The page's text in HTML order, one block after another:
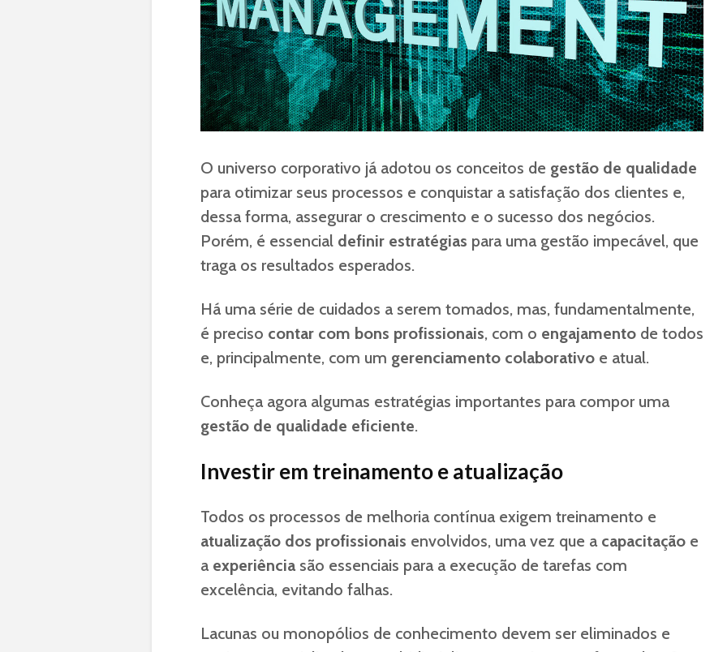
O universo corporativo já adotou os conceitos de gestão de qualidade
para otimizar seus processos e conquistar a satisfação dos clientes e,
dessa forma, assegurar o crescimento e o sucesso dos negócios.
Porém, é essencial definir estratégias para uma gestão impecável, que
traga os resultados esperados.
Há uma série de cuidados a serem tomados, mas, fundamentalmente,
é preciso contar com bons profissionais, com o engajamento de todos
e, principalmente, com um gerenciamento colaborativo e atual.
Conheça agora algumas estratégias importantes para compor uma
gestão de qualidade eficiente.
Investir em treinamento e atualização
Todos os processos de melhoria contínua exigem treinamento e
atualização dos profissionais envolvidos, uma vez que a capacitação e
a experiência são essenciais para a execução de tarefas com
excelência, evitando falhas.
Lacunas ou monopólios de conhecimento devem ser eliminados e